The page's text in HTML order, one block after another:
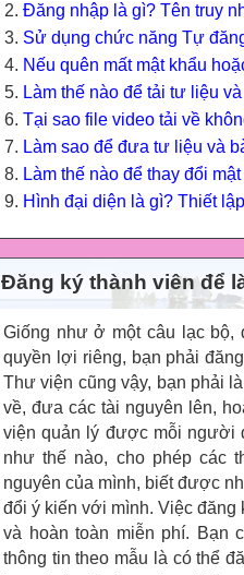
Đăng nhập là gì? Tên truy
Sử dụng chức năng Tự
Nếu quên mất mật khẩu
Làm thế nào để tải tư liệu
Tại sao file video tải về
Làm sao để đưa tư liệu và
Làm thế nào để thay đổi
Hình đại diện là gì? Thiết
Đăng ký thành viên để
Giống như ở một câu lạc bộ,
quyền lợi riêng, bạn phải
Thư viện cũng vậy, bạn phải
về, đưa các tài nguyên lên,
viện quản lý được mỗi người
như thế nào, cho phép các
nguyên của mình, biết được
đổi ý kiến với mình. Việc
và hoàn toàn miễn phí. Bạn
thông tin theo mẫu là có thể